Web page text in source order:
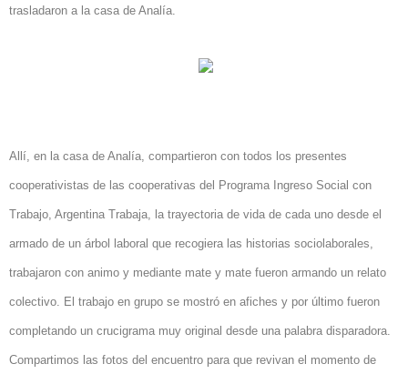
trasladaron a la casa de Analía.
Allí, en la casa de Analía, compartieron con todos los presentes
cooperativistas de las cooperativas del Programa Ingreso Social con
Trabajo, Argentina Trabaja, la trayectoria de vida de cada uno desde el
armado de un árbol laboral que recogiera las historias sociolaborales,
trabajaron con animo y mediante mate y mate fueron armando un relato
colectivo. El trabajo en grupo se mostró en afiches y por último fueron
completando un crucigrama muy original desde una palabra disparadora.
Compartimos las fotos del encuentro para que revivan el momento de